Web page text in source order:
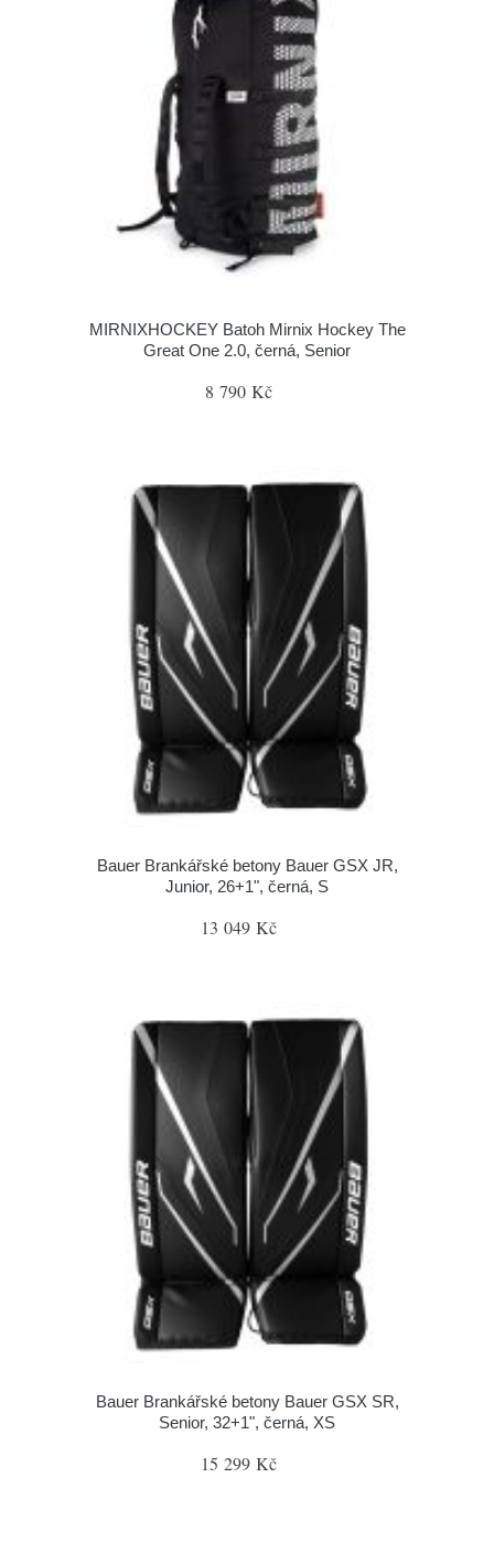
MIRNIXHOCKEY Batoh Mirnix Hockey The
Great One 2.0, černá, Senior
8 790 Kč
Bauer Brankářské betony Bauer GSX JR,
Junior, 26+1", černá, S
13 049 Kč
Bauer Brankářské betony Bauer GSX SR,
Senior, 32+1", černá, XS
15 299 Kč